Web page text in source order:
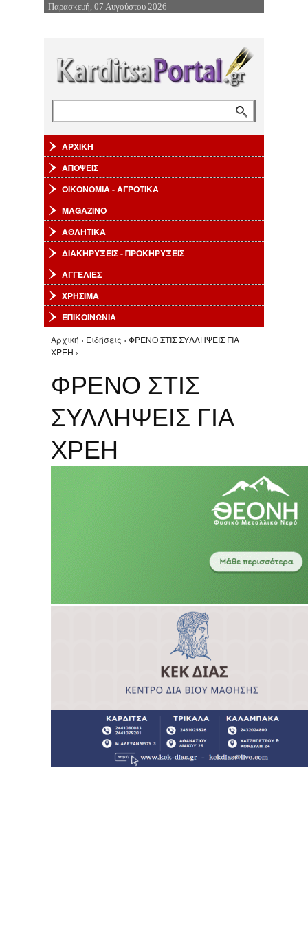
Επιστροφή στην Πλοήγηση
Παρασκευή, 07 Αυγούστου 2026
ΑΡΧΙΚΗ
ΑΠΟΨΕΙΣ
ΟΙΚΟΝΟΜΙΑ - ΑΓΡΟΤΙΚΑ
MAGAZINO
ΑΘΛΗΤΙΚΑ
ΔΙΑΚΗΡΥΞΕΙΣ - ΠΡΟΚΗΡΥΞΕΙΣ
ΑΓΓΕΛΙΕΣ
ΧΡΗΣΙΜΑ
ΕΠΙΚΟΙΝΩΝΙΑ
Είστε εδώ
Αρχική › Ειδήσεις › ΦΡΕΝΟ ΣΤΙΣ ΣΥΛΛΗΨΕΙΣ ΓΙΑ
ΧΡΕΗ ›
ΦΡΕΝΟ ΣΤΙΣ
ΣΥΛΛΗΨΕΙΣ ΓΙΑ
ΧΡΕΗ